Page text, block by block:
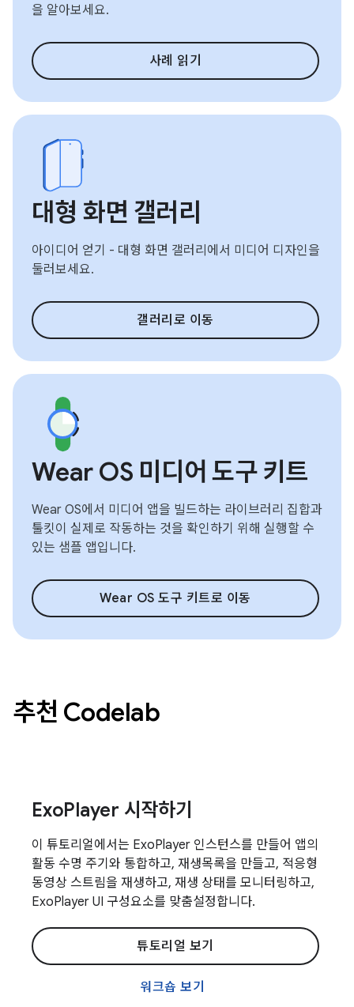
을 알아보세요.
사례 읽기
대형 화면 갤러리
아이디어 얻기 - 대형 화면 갤러리에서 미디어 디자인을
둘러보세요.
갤러리로 이동
Wear OS 미디어 도구 키트
Wear OS에서 미디어 앱을 빌드하는 라이브러리 집합과
툴킷이 실제로 작동하는 것을 확인하기 위해 실행할 수
있는 샘플 앱입니다.
Wear OS 도구 키트로 이동
추천 Codelab
ExoPlayer 시작하기
이 튜토리얼에서는 ExoPlayer 인스턴스를 만들어 앱의
활동 수명 주기와 통합하고, 재생목록을 만들고, 적응형
동영상 스트림을 재생하고, 재생 상태를 모니터링하고,
ExoPlayer UI 구성요소를 맞춤설정합니다.
튜토리얼 보기
워크숍 보기